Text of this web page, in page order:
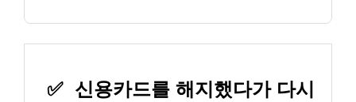
✅ 신용카드를 해지했다가 다시